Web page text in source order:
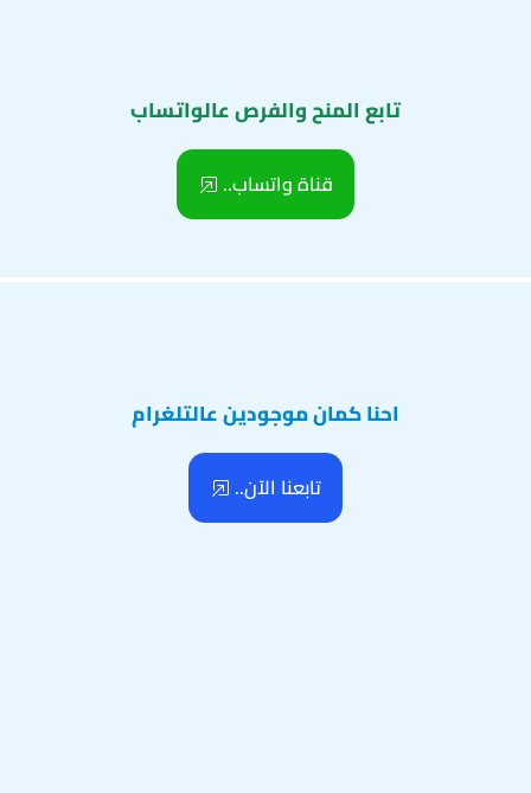
تابع المنح والفرص عالواتساب
قناة واتساب..
احنا كمان موجودين عالتلغرام
تابعنا الآن..